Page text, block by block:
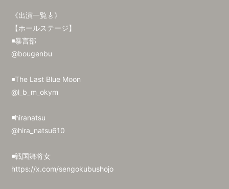
《出演一覧🎸》
【ホールステージ】
◾️暴言部
@bougenbu
◾️The Last Blue Moon
@l_b_m_okym
◾️hiranatsu
@hira_natsu610
◾️戦国舞将女
https://x.com/sengokubushojo